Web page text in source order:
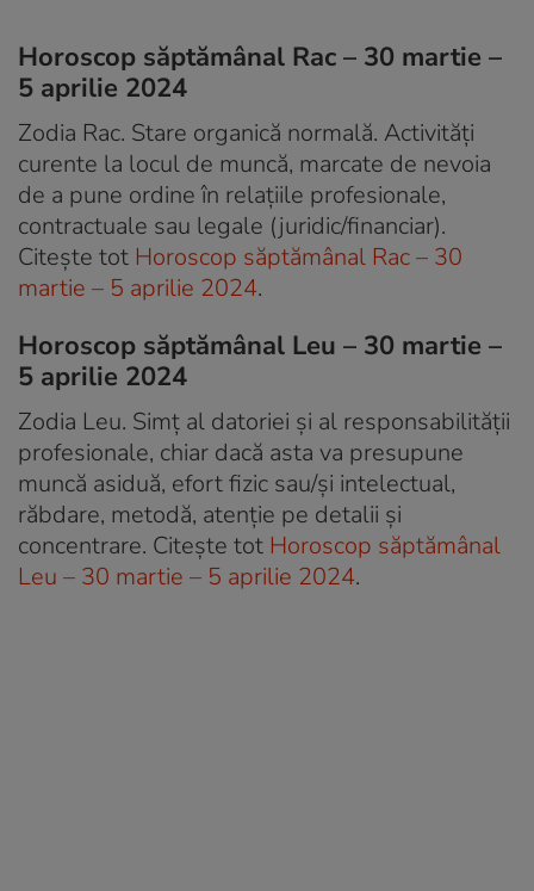
Horoscop săptămânal Rac – 30 martie –
5 aprilie 2024
Zodia Rac. Stare organică normală. Activități
curente la locul de muncă, marcate de nevoia
de a pune ordine în relațiile profesionale,
contractuale sau legale (juridic/financiar).
Citește tot Horoscop săptămânal Rac – 30
martie – 5 aprilie 2024.
Horoscop săptămânal Leu – 30 martie –
5 aprilie 2024
Zodia Leu. Simț al datoriei și al responsabilității
profesionale, chiar dacă asta va presupune
muncă asiduă, efort fizic sau/și intelectual,
răbdare, metodă, atenție pe detalii și
concentrare. Citește tot Horoscop săptămânal
Leu – 30 martie – 5 aprilie 2024.